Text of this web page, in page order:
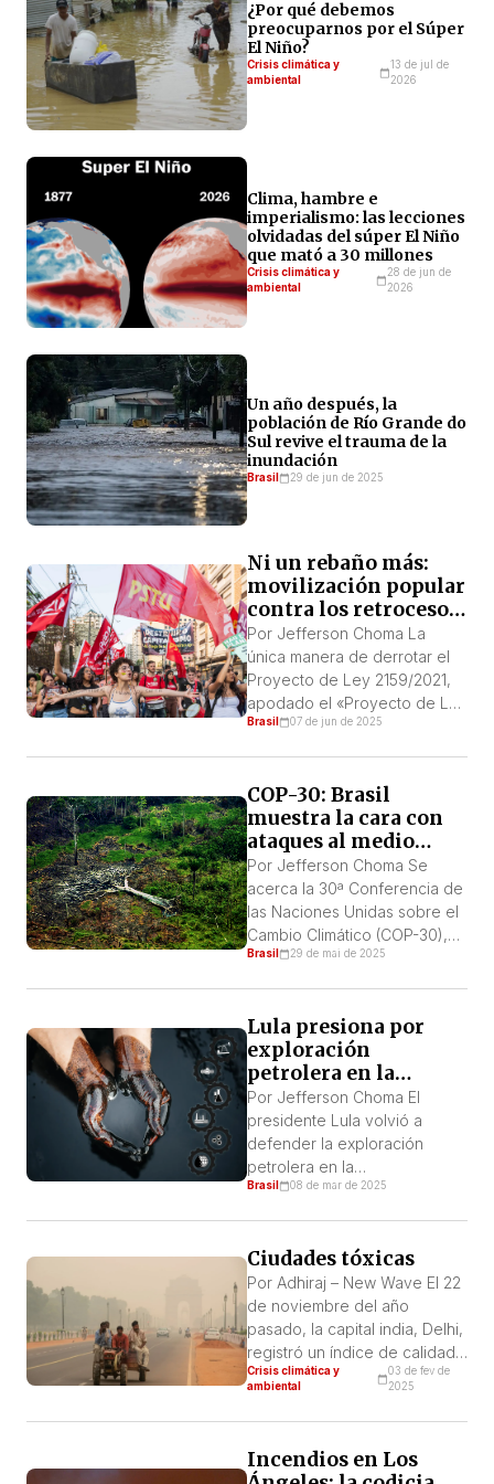
¿Por qué debemos
preocuparnos por el Súper
El Niño?
Crisis climática y
ambiental
13 de jul de
2026
Clima, hambre e
imperialismo: las lecciones
olvidadas del súper El Niño
que mató a 30 millones
Crisis climática y
ambiental
28 de jun de
2026
Un año después, la
población de Río Grande do
Sul revive el trauma de la
inundación
Brasil 29 de jun de 2025
Ni un rebaño más:
movilización popular
contra los retrocesos
ambientales
Por Jefferson Choma La
única manera de derrotar el
Proyecto de Ley 2159/2021,
apodado el «Proyecto de Ley
de Devastación», es salir a las
manifestaciones del 1 al 7 de
junio. En la capital, São Paulo,
la manifestación será el día 7,
a las 14:00 […]
Brasil 07 de jun de 2025
COP-30: Brasil
muestra la cara con
ataques al medio
ambiente
Por Jefferson Choma Se
acerca la 30ª Conferencia de
las Naciones Unidas sobre el
Cambio Climático (COP-30),
que tendrá lugar en Brasil.
convertido en una enorme
obra en construcción para
acoger a los visitantes,
mientras la dura realidad de
sus propios habitantes
continúa siendo ignorada. […]
Brasil 29 de mai de 2025
Lula presiona por
exploración
petrolera en la
Amazonía
Por Jefferson Choma El
presidente Lula volvió a
defender la exploración
petrolera en la
desembocadura del río
Lula atacó directamente al
IBAMA (Instituto Brasileño del
Medio Ambiente y de los
Recursos Naturales
Renovables): “Tal vez esta
semana todavía haya una
[…]
Brasil 08 de mar de 2025
Ciudades tóxicas
Por Adhiraj – New Wave El 22
de noviembre del año
pasado, la capital india, Delhi,
registró un índice de calidad
del aire de 404, lo que
Delhi era peligroso. Las
de la India, como Noida,
Crisis climática y
ambiental
03 de fev de
2025
Incendios en Los